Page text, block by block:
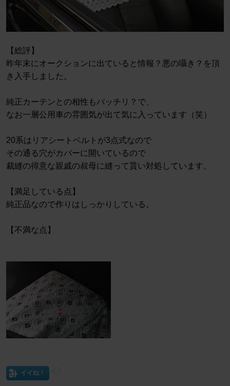
【総評】
昨年末にオークションに出ていると情報？悪の囁き？を頂
き入手しました。
純正カーテンとの相性もバッチリ？で、
なお一層公用車の雰囲気が出て気に入っています（笑）
20系はリアシートベルトが3点式なので
その通る穴がカバーに開いているので
裁縫の得意な親戚の叔母に縫って貰い対処しています。
【満足している点】
純正品なので作りはしっかりしている。
【不満な点】
イイね！